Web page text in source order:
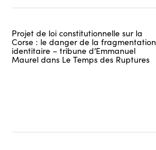
Projet de loi constitutionnelle sur la
Corse : le danger de la fragmentation
identitaire – tribune d’Emmanuel
Maurel dans Le Temps des Ruptures